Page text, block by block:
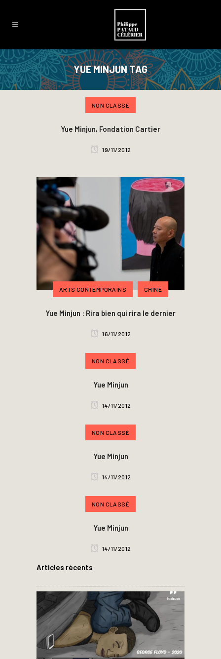
YUE MINJUN TAG
NON CLASSÉ
Yue Minjun, Fondation Cartier
19/11/2012
ARTS CONTEMPORAINS CHINE
Yue Minjun : Rira bien qui rira le dernier
16/11/2012
NON CLASSÉ
Yue Minjun
14/11/2012
NON CLASSÉ
Yue Minjun
14/11/2012
NON CLASSÉ
Yue Minjun
14/11/2012
Articles récents